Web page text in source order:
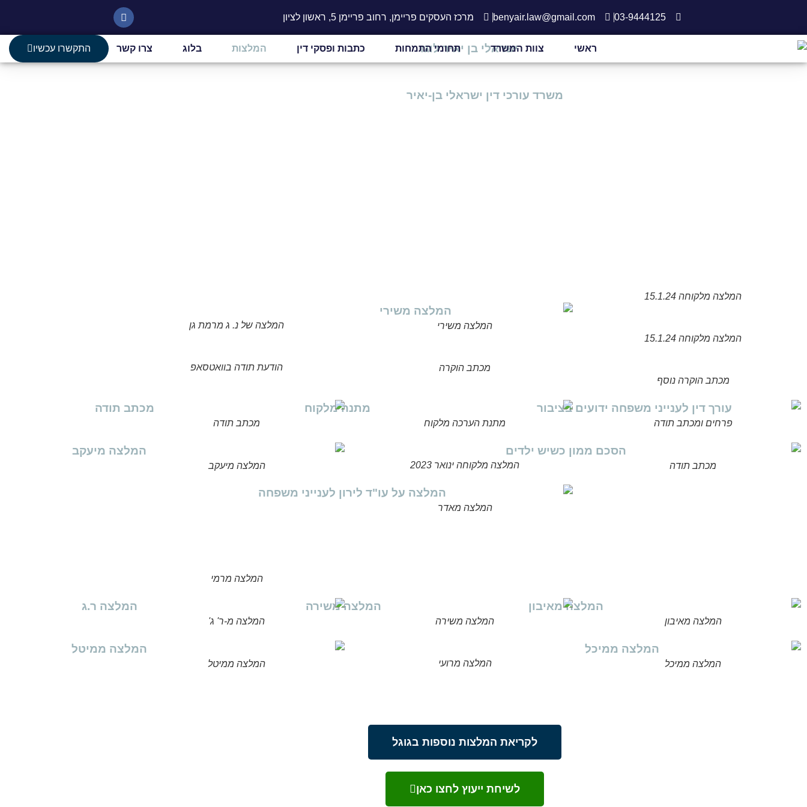
03-9444125
benyair.law@gmail.com מרכז העסקים פריימן, רחוב פריימן 5, ראשון לציון
ראשי צוות המשרד תחומי התמחות כתבות ופסקי דין המלצות בלוג צרו קשר התקשרו עכשיו
משרד עורכי דין ישראלי בן-יאיר
המלצה מלקוחה 15.1.24
המלצה מלקוחה 15.1.24
מכתב הוקרה נוסף
המלצה משירי
מכתב הוקרה
המלצה של נ. ג מרמת גן
הודעת תודה בוואטסאפ
פרחים ומכתב תודה
מכתב תודה
מתנת הערכה מלקוח
המלצה מלקוחה ינואר 2023
המלצה מאדר
מכתב תודה
המלצה מיעקב
המלצה מרמי
המלצה מאיבון המלצה משירה המלצה מ-ר' ג'
המלצה ממיכל המלצה מרועי המלצה ממיטל
לקריאת המלצות נוספות בגוגל
לשיחת ייעוץ לחצו כאן